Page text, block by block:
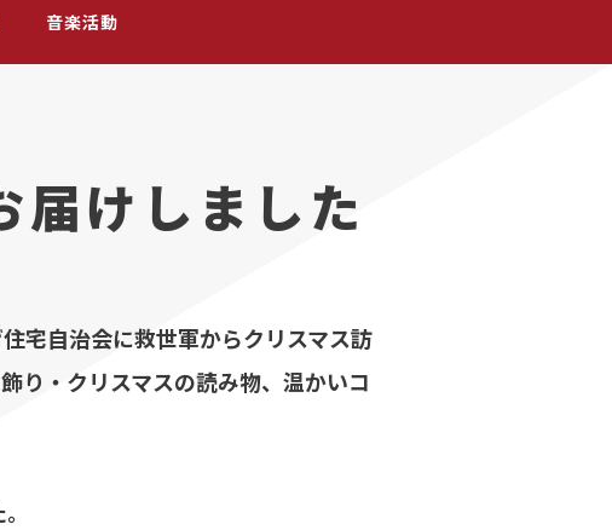
音楽活動
届けしました
宅自治会に救世軍からクリスマス訪
り・クリスマスの読み物、温かいコ